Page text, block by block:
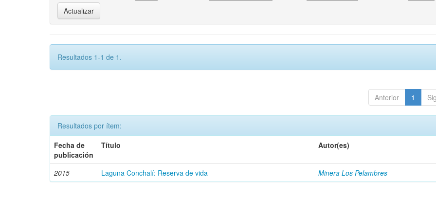
Resultados 1-1 de 1.
Anterior 1
Resultados por ítem:
Fecha de
publicación
Título Autor(es)
2015 Laguna Conchalí: Reserva de vida Minera Los Pelambres